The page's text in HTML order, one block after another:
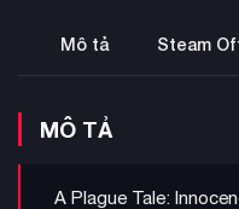
Mô tả Steam
MÔ TẢ
A Plague Tale: